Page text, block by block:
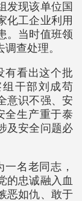
发现该单位国
化工企业利用
。当时值班领
查处理。
有看出这个批
干部刘成苟
意识不强、安
全生产重于泰
及安全问题必
名老同志，
的忠诚融入血
恶如仇、敢于